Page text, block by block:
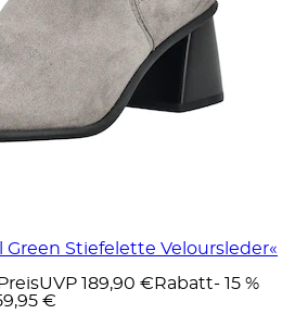
Green Stiefelette Veloursleder«
UVP 189,90 € Rabatt- 15 %
€